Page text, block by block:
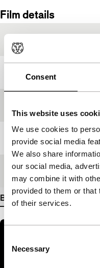
Consent
This website uses
We use cookies to
provide social media
We also share
our social media,
may combine it with
provided to them or that
of their services.
Selection
Necessary
Film details
Jaar
Medium/Formaat-
Première status -
Bekijk meer details